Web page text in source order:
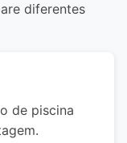
diferentes
de piscina